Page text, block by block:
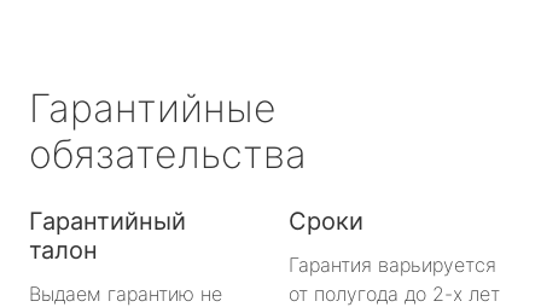
Гарантийные
обязательства
Гарантийный
талон
Выдаем гарантию не
Сроки
Гарантия варьируется
от полугода до 2-х лет